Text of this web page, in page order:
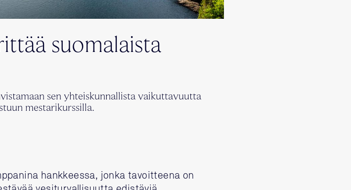
suomalaista
sen yhteiskunnallista vaikuttavuutta
mestarikurssilla.
hankkeessa, jonka tavoitteena on